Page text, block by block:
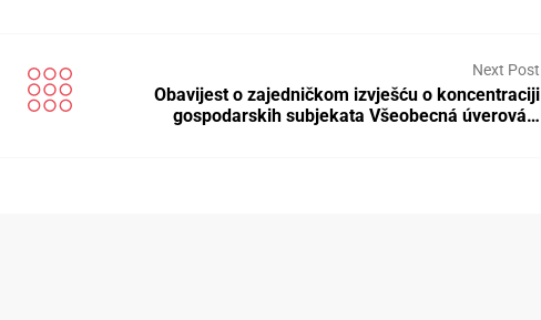
Next Post
Obavijest o zajedničkom izvješću o koncentraciji
gospodarskih subjekata Všeobecná úverová…